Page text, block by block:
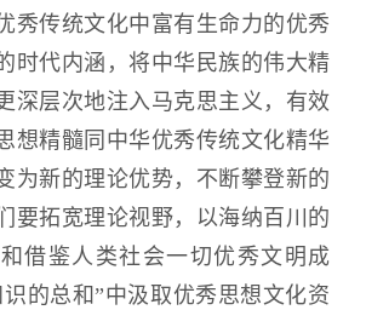
秀传统文化中富有生命力的优秀
时代内涵，将中华民族的伟大精
深层次地注入马克思主义，有效
想精髓同中华优秀传统文化精华
为新的理论优势，不断攀登新的
要拓宽理论视野，以海纳百川的
借鉴人类社会一切优秀文明成
的总和”中汲取优秀思想文化资